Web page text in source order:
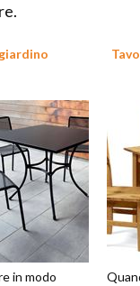
in modo